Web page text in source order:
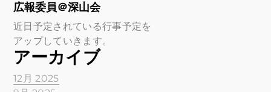
広報委員＠深山会
近日予定されている行事予定を
アップしていきます。
アーカイブ
12月 2025